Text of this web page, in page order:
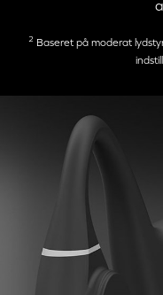
2 Baseret på moderat